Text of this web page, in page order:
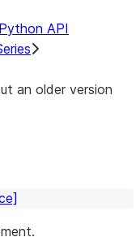
Python API
an older version